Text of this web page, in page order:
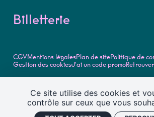
Ce site utilise des cookies et
contrôle sur ceux que vous
Billetterie
Théâtre Olympia - Centre Dramatique
Retrouvez toute la programmation et
Olympia - Centre dramatique national de
CGV Mentions légalesPlan de sitePolitique de
Gestion des cookiesJ'ai un code promo